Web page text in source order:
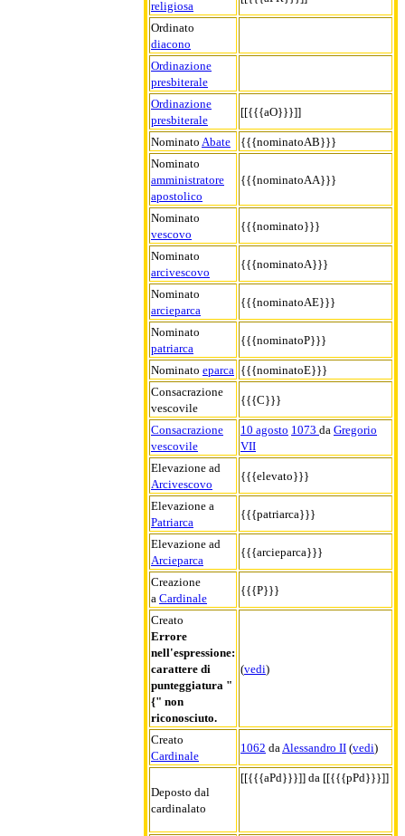
religiosa
Ordinato
diacono
Ordinazione
presbiterale
Ordinazione
presbiterale
[[{{{aO}}}]]
Nominato Abate
{{{nominatoAB}}}
Nominato
amministratore
apostolico
{{{nominatoAA}}}
Nominato
vescovo
{{{nominato}}}
Nominato
arcivescovo
{{{nominatoA}}}
Nominato
arcieparca
{{{nominatoAE}}}
Nominato
patriarca
{{{nominatoP}}}
Nominato eparca {{{nominatoE}}}
Consacrazione
vescovile
{{{C}}}
Consacrazione
vescovile
10 agosto 1073 da Gregorio
VII
Elevazione ad
Arcivescovo
{{{elevato}}}
Elevazione a
Patriarca
{{{patriarca}}}
Elevazione ad
Arcieparca
{{{arcieparca}}}
Creazione
a Cardinale
{{{P}}}
Creato
Errore
nell'espressione:
carattere di
punteggiatura "
{" non
riconosciuto.
(vedi)
Creato
Cardinale
1062 da Alessandro II (vedi)
Deposto dal
cardinalato
[[{{{aPd}}}]] da [[{{{pPd}}}]]